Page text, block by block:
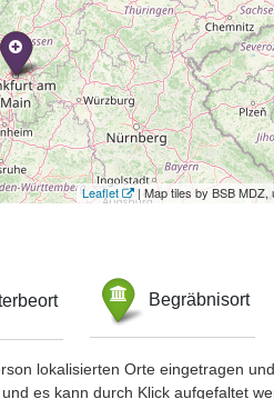
Leaflet | Map tiles by BSB MDZ,
Begräbnisort
lokalisierten Orte eingetragen
es kann durch Klick aufgefaltet